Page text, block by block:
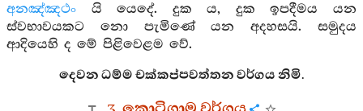
අනඤ්ඤථං යි යෙදේ. දුක ය, දුක ඉපදීමය යන
ස්වභාවයකට නො පැමිණේ යන අදහසයි. සමුදය
ආදියෙහි ද මේ පිළිවෙළම වේ.
දෙවන ධම්ම චක්කප්පවත්තන වර්ගය නිමි.